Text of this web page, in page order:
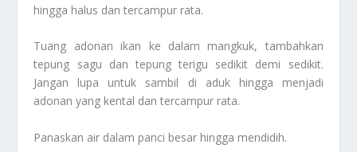
hingga halus dan tercampur rata.
Tuang adonan ikan ke dalam mangkuk, tambahkan
tepung sagu dan tepung terigu sedikit demi sedikit.
Jangan lupa untuk sambil di aduk hingga menjadi
adonan yang kental dan tercampur rata.
Panaskan air dalam panci besar hingga mendidih.